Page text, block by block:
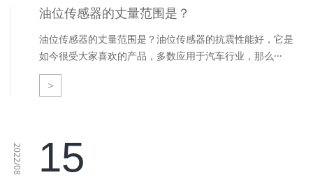
油位传感器的丈量范围是？
油位传感器的丈量范围是？油位传感器的抗震性能好，它是
如今很受大家喜欢的产品，多数应用于汽车行业，那么···
>
2022/08 15